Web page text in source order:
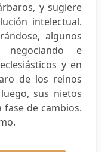
y sugiere
intelectual.
algunos
negociando e
y en
de los reinos
sus nietos
de cambios.